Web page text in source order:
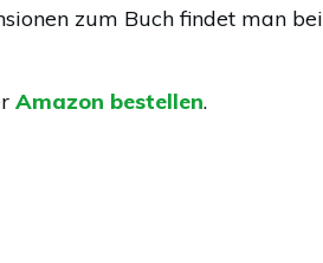
zum Buch findet man bei
Amazon bestellen.